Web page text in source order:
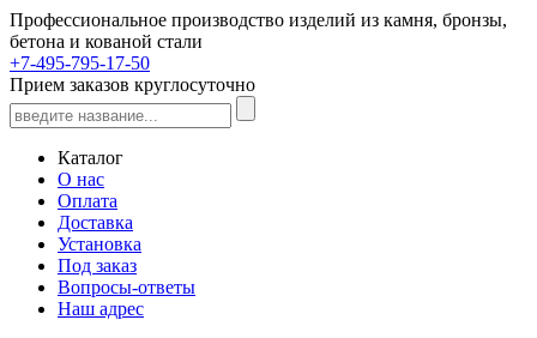
Профессиональное производство изделий из камня, бронзы,
бетона и кованой стали
+7-495-795-17-50
Прием заказов круглосуточно
Каталог
О нас
Оплата
Доставка
Установка
Под заказ
Вопросы-ответы
Наш адрес